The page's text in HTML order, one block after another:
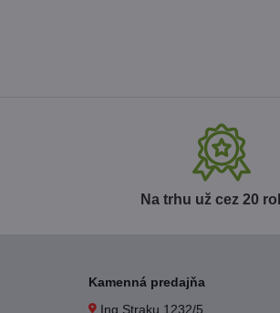
Na trhu už cez 20
Kamenná predajňa
Ing.Straku 1232/5